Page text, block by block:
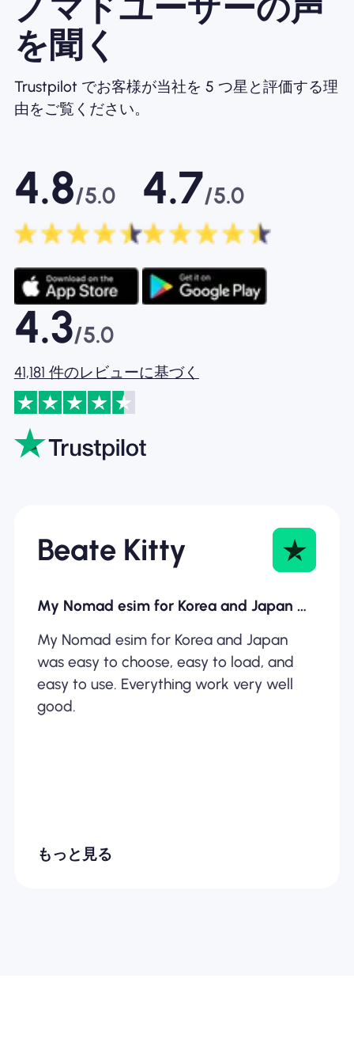
を聞く
Trustpilot でお客様が当社を 5 つ星と評価する理
由をご覧ください。
4.8/5.0 4.7/5.0
4.3/5.0
41,181 件のレビューに基づく
Beate Kitty
My Nomad esim for Korea and Japan was…
My Nomad esim for Korea and Japan
was easy to choose, easy to load, and
easy to use. Everything work very well
good.
もっと見る